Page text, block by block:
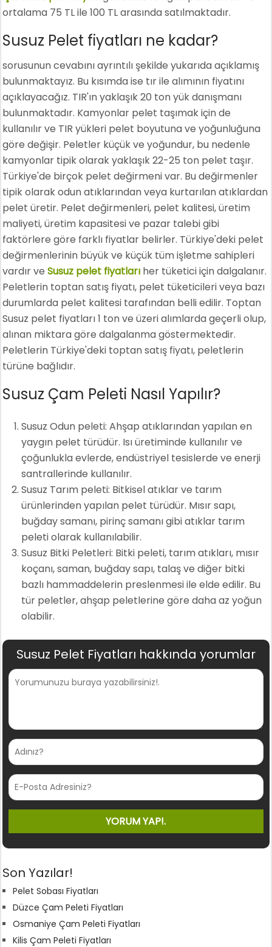
ortalama 75 TL ile 100 TL arasında satılmaktadır.
Susuz Pelet fiyatları ne kadar?
sorusunun cevabını ayrıntılı şekilde yukarıda açıklamış
bulunmaktayız. Bu kısımda ise tır ile alımının fiyatını
açıklayacağız. TIR'ın yaklaşık 20 ton yük danışmanı
bulunmaktadır. Kamyonlar pelet taşımak için de
kullanılır ve TIR yükleri pelet boyutuna ve yoğunluğuna
göre değişir. Peletler küçük ve yoğundur, bu nedenle
kamyonlar tipik olarak yaklaşık 22-25 ton pelet taşır.
Türkiye'de birçok pelet değirmeni var. Bu değirmenler
tipik olarak odun atıklarından veya kurtarılan atıklardan
pelet üretir. Pelet değirmenleri, pelet kalitesi, üretim
maliyeti, üretim kapasitesi ve pazar talebi gibi
faktörlere göre farklı fiyatlar belirler. Türkiye'deki pelet
değirmenlerinin büyük ve küçük tüm işletme sahipleri
vardır veSusuz pelet fiyatları her tüketici için dalgalanır.
Peletlerin toptan satış fiyatı, pelet tüketicileri veya bazı
durumlarda pelet kalitesi tarafından belli edilir. Toptan
Susuz pelet fiyatları 1 ton ve üzeri alımlarda geçerli olup,
alınan miktara göre dalgalanma göstermektedir.
Peletlerin Türkiye'deki toptan satış fiyatı, peletlerin
türüne bağlıdır.
Susuz Çam Peleti Nasıl Yapılır?
Susuz Odun peleti: Ahşap atıklarından yapılan en
yaygın pelet türüdür. Isı üretiminde kullanılır ve
çoğunlukla evlerde, endüstriyel tesislerde ve enerji
santrallerinde kullanılır.
Susuz Tarım peleti: Bitkisel atıklar ve tarım
ürünlerinden yapılan pelet türüdür. Mısır sapı,
buğday samanı, pirinç samanı gibi atıklar tarım
peleti olarak kullanılabilir.
Susuz Bitki Peletleri: Bitki peleti, tarım atıkları, mısır
koçanı, saman, buğday sapı, talaş ve diğer bitki
bazlı hammaddelerin preslenmesi ile elde edilir. Bu
tür peletler, ahşap peletlerine göre daha az yoğun
olabilir.
Susuz Pelet Fiyatları hakkında yorumlar
Son Yazılar!
Pelet Sobası Fiyatları
Düzce Çam Peleti Fiyatları
Osmaniye Çam Peleti Fiyatları
Kilis Çam Peleti Fiyatları